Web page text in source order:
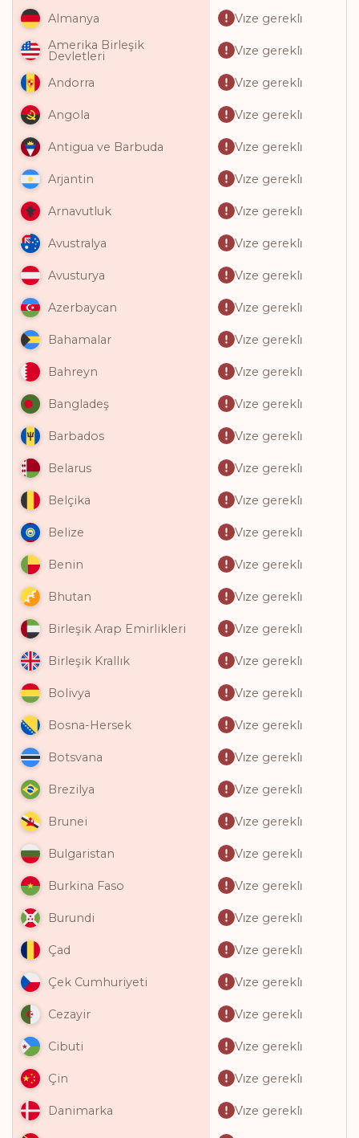
Almanya
Vi̇ze gerekli̇
Amerika Birleşik
Devletleri Vi̇ze gerekli̇
Andorra Vi̇ze gerekli̇
Angola Vi̇ze gerekli̇
Antigua ve Barbuda Vi̇ze gerekli̇
Arjantin Vi̇ze gerekli̇
Arnavutluk Vi̇ze gerekli̇
Avustralya Vi̇ze gerekli̇
Avusturya Vi̇ze gerekli̇
Azerbaycan Vi̇ze gerekli̇
Bahamalar Vi̇ze gerekli̇
Bahreyn Vi̇ze gerekli̇
Bangladeş Vi̇ze gerekli̇
Barbados Vi̇ze gerekli̇
Belarus Vi̇ze gerekli̇
Belçika Vi̇ze gerekli̇
Belize Vi̇ze gerekli̇
Benin Vi̇ze gerekli̇
Bhutan Vi̇ze gerekli̇
Birleşik Arap Emirlikleri Vi̇ze gerekli̇
Birleşik Krallık Vi̇ze gerekli̇
Bolivya Vi̇ze gerekli̇
Bosna-Hersek Vi̇ze gerekli̇
Botsvana Vi̇ze gerekli̇
Brezilya Vi̇ze gerekli̇
Brunei Vi̇ze gerekli̇
Bulgaristan Vi̇ze gerekli̇
Burkina Faso Vi̇ze gerekli̇
Burundi Vi̇ze gerekli̇
Çad Vi̇ze gerekli̇
Çek Cumhuriyeti Vi̇ze gerekli̇
Cezayir Vi̇ze gerekli̇
Cibuti Vi̇ze gerekli̇
Çin Vi̇ze gerekli̇
Danimarka Vi̇ze gerekli̇